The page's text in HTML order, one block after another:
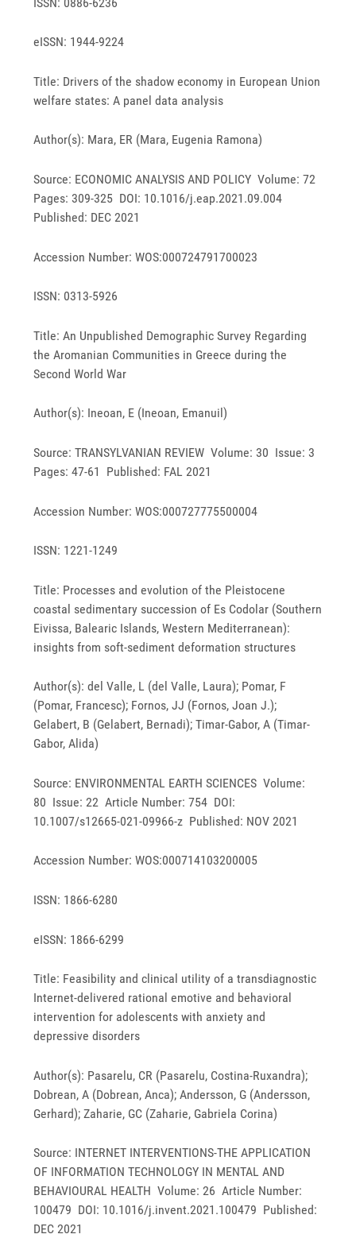
eISSN: 1944-9224
Title: Drivers of the shadow economy in European Union
welfare states: A panel data analysis
Author(s): Mara, ER (Mara, Eugenia Ramona)
Source: ECONOMIC ANALYSIS AND POLICY Volume: 72
Pages: 309-325 DOI: 10.1016/j.eap.2021.09.004
Published: DEC 2021
Accession Number: WOS:000724791700023
ISSN: 0313-5926
Title: An Unpublished Demographic Survey Regarding
the Aromanian Communities in Greece during the
Second World War
Author(s): Ineoan, E (Ineoan, Emanuil)
Source: TRANSYLVANIAN REVIEW Volume: 30 Issue: 3
Pages: 47-61 Published: FAL 2021
Accession Number: WOS:000727775500004
ISSN: 1221-1249
Title: Processes and evolution of the Pleistocene
coastal sedimentary succession of Es Codolar (Southern
Eivissa, Balearic Islands, Western Mediterranean):
insights from soft-sediment deformation structures
Author(s): del Valle, L (del Valle, Laura); Pomar, F
(Pomar, Francesc); Fornos, JJ (Fornos, Joan J.);
Gelabert, B (Gelabert, Bernadi); Timar-Gabor, A (Timar-
Gabor, Alida)
Source: ENVIRONMENTAL EARTH SCIENCES Volume:
80 Issue: 22 Article Number: 754 DOI:
10.1007/s12665-021-09966-z Published: NOV 2021
Accession Number: WOS:000714103200005
ISSN: 1866-6280
eISSN: 1866-6299
Title: Feasibility and clinical utility of a transdiagnostic
Internet-delivered rational emotive and behavioral
intervention for adolescents with anxiety and
depressive disorders
Author(s): Pasarelu, CR (Pasarelu, Costina-Ruxandra);
Dobrean, A (Dobrean, Anca); Andersson, G (Andersson,
Gerhard); Zaharie, GC (Zaharie, Gabriela Corina)
Source: INTERNET INTERVENTIONS-THE APPLICATION
OF INFORMATION TECHNOLOGY IN MENTAL AND
BEHAVIOURAL HEALTH Volume: 26 Article Number:
100479 DOI: 10.1016/j.invent.2021.100479 Published:
DEC 2021